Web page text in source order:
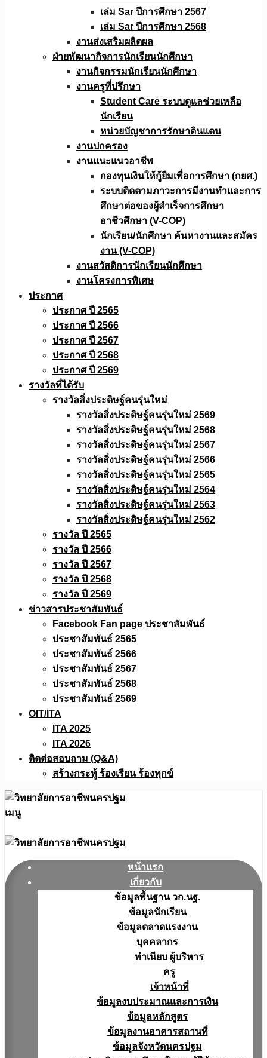
เล่ม Sar ปีการศึกษา 2567
เล่ม Sar ปีการศึกษา 2568
งานส่งเสริมผลิตผล
ฝ่ายพัฒนากิจการนักเรียนนักศึกษา
งานกิจกรรมนักเรียนนักศึกษา
งานครูที่ปรึกษา
Student Care ระบบดูแลช่วยเหลือ
นักเรียน
หน่วยบัญชาการรักษาดินแดน
งานปกครอง
งานแนะแนวอาชีพ
กองทุนเงินให้กู้ยืมเพื่อการศึกษา (กยศ.)
ระบบติดตามภาวะการมีงานทำและการ
ศึกษาต่อของผู้สำเร็จการศึกษา
อาชีวศึกษา (V-COP)
นักเรียน/นักศึกษา ค้นหางานและสมัคร
งาน (V-COP)
งานสวัสดิการนักเรียนนักศึกษา
งานโครงการพิเศษ
ประกาศ
ประกาศ ปี 2565
ประกาศ ปี 2566
ประกาศ ปี 2567
ประกาศ ปี 2568
ประกาศ ปี 2569
รางวัลที่ได้รับ
รางวัลสิ่งประดิษฐ์คนรุ่นใหม่
รางวัลสิ่งประดิษฐ์คนรุ่นใหม่ 2569
รางวัลสิ่งประดิษฐ์คนรุ่นใหม่ 2568
รางวัลสิ่งประดิษฐ์คนรุ่นใหม่ 2567
รางวัลสิ่งประดิษฐ์คนรุ่นใหม่ 2566
รางวัลสิ่งประดิษฐ์คนรุ่นใหม่ 2565
รางวัลสิ่งประดิษฐ์คนรุ่นใหม่ 2564
รางวัลสิ่งประดิษฐ์คนรุ่นใหม่ 2563
รางวัลสิ่งประดิษฐ์คนรุ่นใหม่ 2562
รางวัล ปี 2565
รางวัล ปี 2566
รางวัล ปี 2567
รางวัล ปี 2568
รางวัล ปี 2569
ข่าวสารประชาสัมพันธ์
Facebook Fan page ประชาสัมพันธ์
ประชาสัมพันธ์ 2565
ประชาสัมพันธ์ 2566
ประชาสัมพันธ์ 2567
ประชาสัมพันธ์ 2568
ประชาสัมพันธ์ 2569
OIT/ITA
ITA 2025
ITA 2026
ติดต่อสอบถาม (Q&A)
สร้างกระทู้ ร้องเรียน ร้องทุกข์
เมนู
หน้าแรก
เกี่ยวกับ
ข้อมูลพื้นฐาน วก.นฐ.
ข้อมูลนักเรียน
ข้อมูลตลาดแรงงาน
บุคคลากร
ทำเนียบ ผู้บริหาร
ครู
เจ้าหน้าที่
ข้อมูลงบประมาณเเละการเงิน
ข้อมูลหลักสูตร
ข้อมูลงานอาคารสถานที่
ข้อมูลจังหวัดนครปฐม